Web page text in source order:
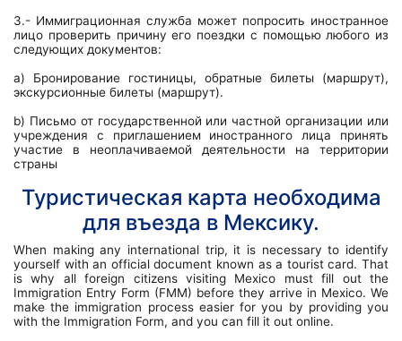
3.- Иммиграционная служба может попросить иностранное
лицо проверить причину его поездки с помощью любого из
следующих документов:
а) Бронирование гостиницы, обратные билеты (маршрут),
экскурсионные билеты (маршрут).
b) Письмо от государственной или частной организации или
учреждения с приглашением иностранного лица принять
участие в неоплачиваемой деятельности на территории
страны
Туристическая карта необходима
для въезда в Мексику.
When making any international trip, it is necessary to identify
yourself with an official document known as a tourist card. That
is why all foreign citizens visiting Mexico must fill out the
Immigration Entry Form (FMM) before they arrive in Mexico. We
make the immigration process easier for you by providing you
with the Immigration Form, and you can fill it out online.